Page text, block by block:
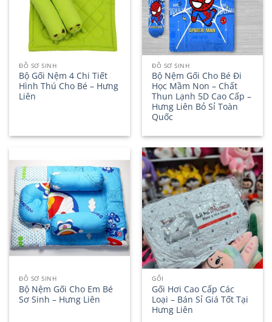
ĐỒ SƠ SINH
Bộ Gối Nệm 4 Chi Tiết
Hình Thú Cho Bé – Hưng
Liên
ĐỒ SƠ SINH
Bộ Nệm Gối Cho Bé Đi
Học Mầm Non – Chất
Thun Lạnh 5D Cao Cấp –
Hưng Liên Bỏ Sỉ Toàn
Quốc
ĐỒ SƠ SINH
Bộ Nệm Gối Cho Em Bé
Sơ Sinh – Hưng Liên
GỐI
Gối Hơi Cao Cấp Các
Loại – Bán Sỉ Giá Tốt Tại
Hưng Liên